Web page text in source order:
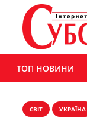
ТОП НОВИНИ
СВІТ УКРАЇНА